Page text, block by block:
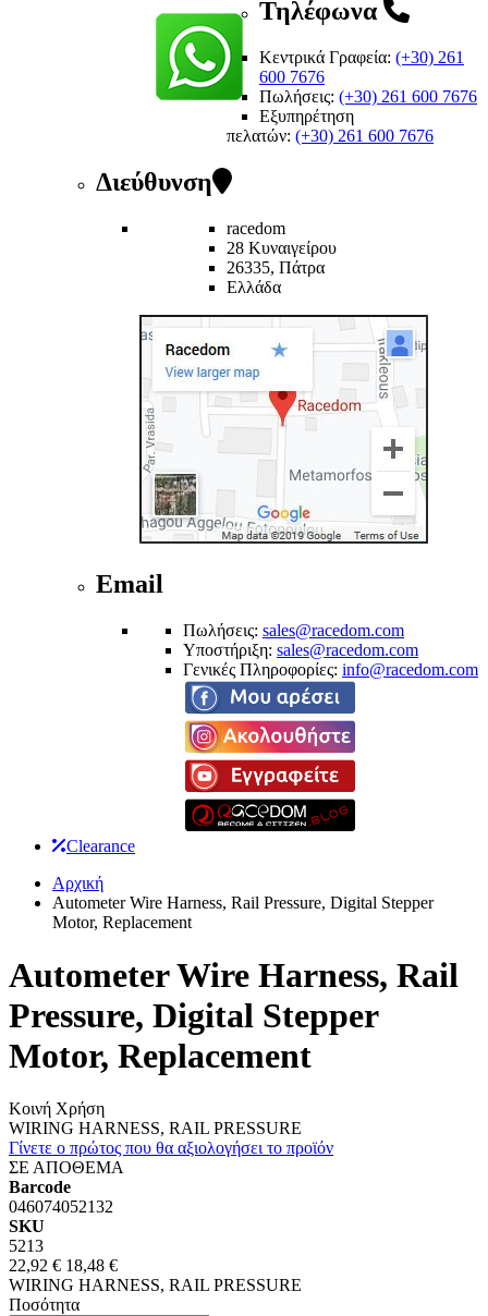
Τηλέφωνα
Κεντρικά Γραφεία: (+30) 261
600 7676
Πωλήσεις: (+30) 261 600 7676
Εξυπηρέτηση
πελατών: (+30) 261 600 7676
Διεύθυνση
racedom
28 Κυναιγείρου
26335, Πάτρα
Ελλάδα
Email
Πωλήσεις: sales@racedom.com
Υποστήριξη: sales@racedom.com
Γενικές Πληροφορίες: info@racedom.com
Clearance
Αρχική
Autometer Wire Harness, Rail Pressure, Digital Stepper
Motor, Replacement
Autometer Wire Harness, Rail
Pressure, Digital Stepper
Motor, Replacement
Κοινή Χρήση
WIRING HARNESS, RAIL PRESSURE
Γίνετε ο πρώτος που θα αξιολογήσει το προϊόν
ΣΕ ΑΠΟΘΕΜΑ
Barcode
046074052132
SKU
5213
22,92 € 18,48 €
WIRING HARNESS, RAIL PRESSURE
Ποσότητα